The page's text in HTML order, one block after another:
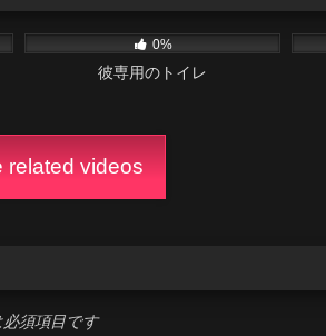
0%
彼専用のトイレ
related videos
須項目です